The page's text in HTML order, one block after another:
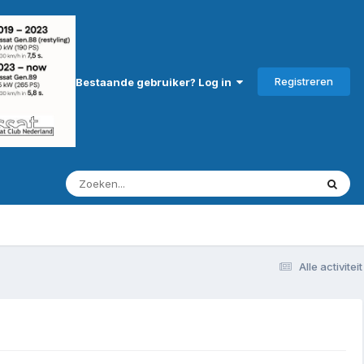
Bestaande gebruiker? Log in Registreren
Alle activiteit